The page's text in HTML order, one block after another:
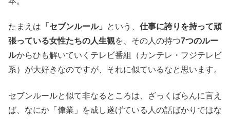
たまえは 「セブンルール」 という、 仕事に誇りを持って頑
張っている女性たちの人生観を、その人の持つ7つのルー
ルからひも解いていくテレビ番組（カンテレ・フジテレビ
系）が大好きなのですが、それに似ているなと思います。
セブンルールと似て非なるところは、ざっくばらんに言え
ば、なにか「偉業」を成し遂げている人の話ばかりではな